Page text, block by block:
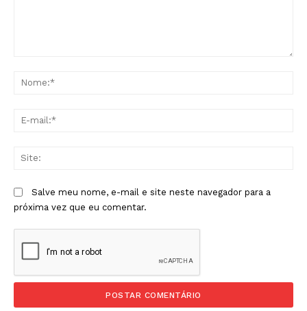
Salve meu nome, e-mail e site neste navegador para a
próxima vez que eu comentar.